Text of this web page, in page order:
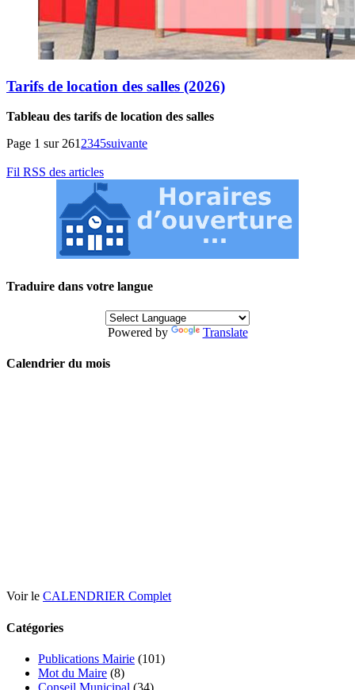
Tarifs de location des salles (2026)
Tableau des tarifs de location des salles
Page 1 sur 261 2345suivante
Fil RSS des articles
Traduire dans votre langue
Powered by Translate
Calendrier du mois
Voir le CALENDRIER Complet
Catégories
Publications Mairie (101)
Mot du Maire (8)
Conseil Municipal (34)